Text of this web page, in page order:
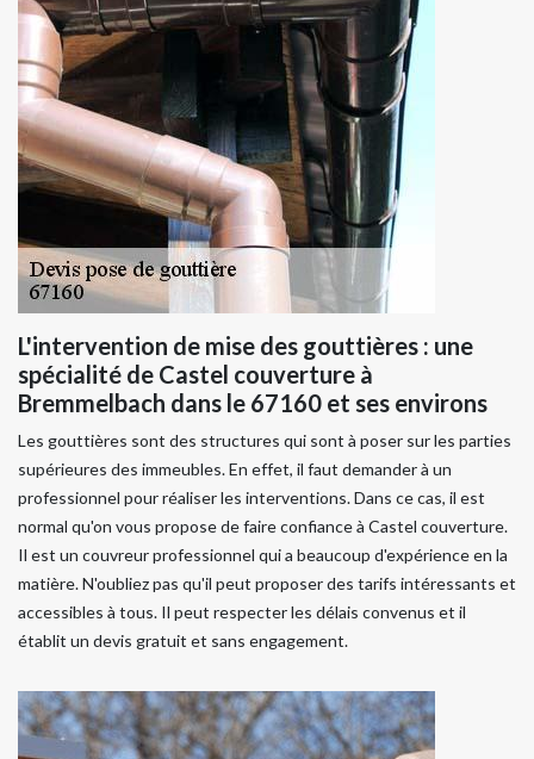
L'intervention de mise des gouttières : une
spécialité de Castel couverture à
Bremmelbach dans le 67160 et ses environs
Les gouttières sont des structures qui sont à poser sur les parties
supérieures des immeubles. En effet, il faut demander à un
professionnel pour réaliser les interventions. Dans ce cas, il est
normal qu'on vous propose de faire confiance à Castel couverture.
Il est un couvreur professionnel qui a beaucoup d'expérience en la
matière. N'oubliez pas qu'il peut proposer des tarifs intéressants et
accessibles à tous. Il peut respecter les délais convenus et il
établit un devis gratuit et sans engagement.